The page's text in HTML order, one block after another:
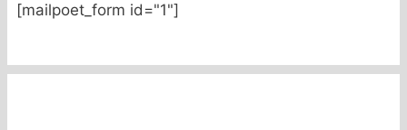
[mailpoet_form id="1"]